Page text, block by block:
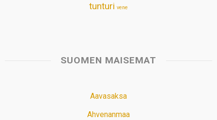
tunturi vene
SUOMEN MAISEMAT
Aavasaksa
Ahvenanmaa